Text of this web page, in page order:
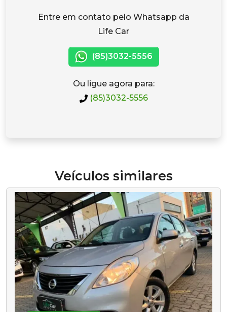
Entre em contato pelo Whatsapp da
Life Car
(85)3032-5556
Ou ligue agora para:
(85)3032-5556
Veículos similares